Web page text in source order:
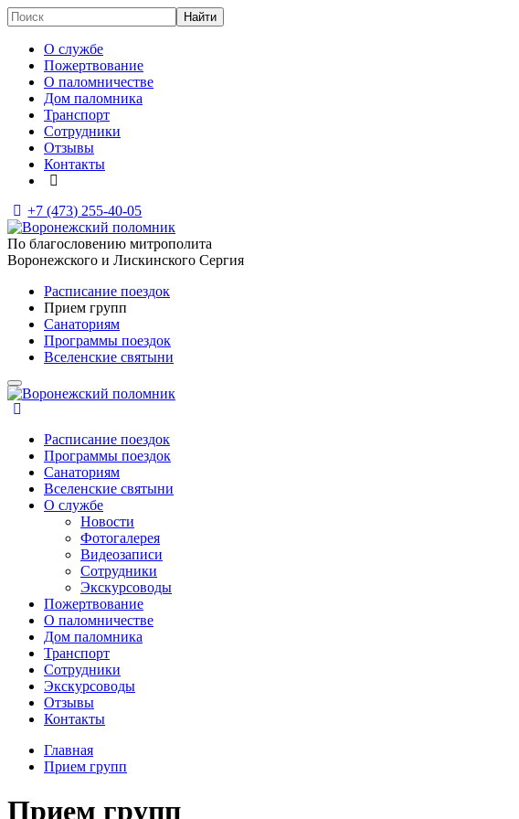
О службе
Пожертвование
О паломничестве
Дом паломника
Транспорт
Сотрудники
Отзывы
Контакты
+7 (473) 255-40-05
По благословению митрополита
Воронежского и Лискинского Сергия
Расписание поездок
Прием групп
Санаториям
Программы поездок
Вселенские святыни
Расписание поездок
Программы поездок
Санаториям
Вселенские святыни
О службе
Новости
Фотогалерея
Видеозаписи
Сотрудники
Экскурсоводы
Пожертвование
О паломничестве
Дом паломника
Транспорт
Сотрудники
Экскурсоводы
Отзывы
Контакты
Главная
Прием групп
Прием групп